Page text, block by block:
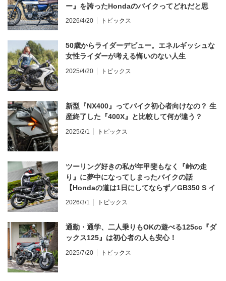
ー』を誇ったHondaのバイクってどれだと思
う？
2026/4/20 トピックス
50歳からライダーデビュー。エネルギッシュな
女性ライダーが考える悔いのない人生
2025/4/20 トピックス
新型『NX400』ってバイク初心者向けなの？ 生
産終了した『400X』と比較して何が違う？
2025/2/1 トピックス
ツーリング好きの私が年甲斐もなく『峠の走
り』に夢中になってしまったバイクの話
【Hondaの道は1日にしてならず／GB350 S イ
ンプレ・レビュー 前編】
2026/3/1 トピックス
通勤・通学、二人乗りもOKの遊べる125cc『ダ
ックス125』は初心者の人も安心！
2025/7/20 トピックス